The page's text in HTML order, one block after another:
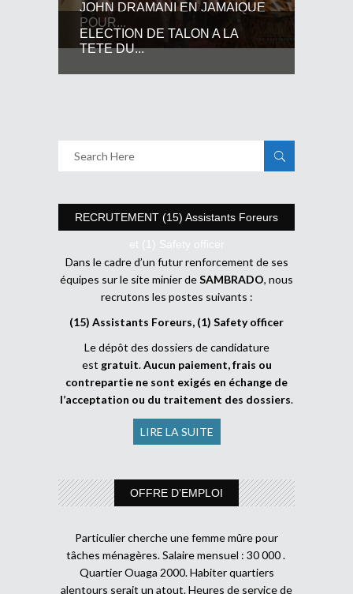
JOHN DRAMANI EN JAMAIQUE
POUR...
ELECTION DE TALON A LA
TETE DU...
RECRUTEMENT (15) Assistants Foreurs
et (1) Safety officer
Dans le cadre d’un futur renforcement de ses
équipes sur le site minier deSAMBRADO, nous
recrutons les postes suivants :
(15) Assistants Foreurs, (1) Safety officer
Le dépôt des dossiers de candidature
est gratuit.Aucun paiement, frais ou
contrepartie ne sont exigés en échange de
l’acceptation ou du traitement des dossiers.
LIRE LA SUITE
OFFRE D’EMPLOI
Particulier cherche une femme mûre pour
tâches ménagères. Salaire mensuel : 30 000 .
Quartier Ouaga 2000. Habiter quartiers
alentours serait un atout. Heures de service de